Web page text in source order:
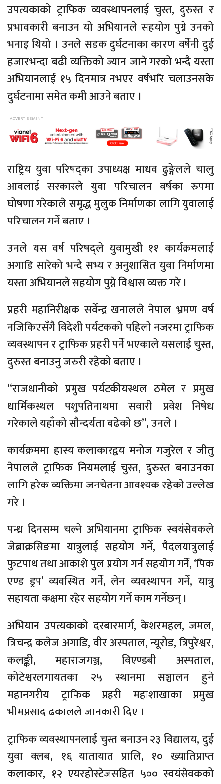
उपत्यकाको ट्राफिक व्यवस्थापनलाई चुस्त, दुरुस्त र
प्रभावकारी बनाउन यो अभियानले सहयोग पुग्ने उनको
भनाइ थियो । उनले सडक दुर्घटनाका कारण वर्षेनी दुई
हजारभन्दा बढी व्यक्तिको ज्यान जाने गरको भन्दै यस्ता
अभियानलाई १५ दिनमात्र नभएर वर्षभरि चलाउनसके
दुर्घटनामा समेत कमी आउने बताए ।
राष्ट्रिय युवा परिषद्का उपाध्यक्ष माधव ढुङ्गेलले चालु
आवलाई सरकारले युवा परिचालन वर्षका रुपमा
घोषणा गरेकाले समृद्ध मुलुक निर्माणका लागि युवालाई
परिचालन गर्ने बताए ।
उनले यस वर्ष परिषद्ले युवामुखी ११ कार्यक्रमलाई
अगाडि सारेको भन्दै सभ्य र अनुशासित युवा निर्माणमा
यस्ता अभियानले सहयोग पुग्ने विश्वास व्यक्त गरे ।
प्रहरी महानिरीक्षक सर्वेन्द्र खनालले नेपाल भ्रमण वर्ष
नजिकिएसँगै विदेशी पर्यटकको पहिलो नजरमा ट्राफिक
व्यवस्थापन र ट्राफिक प्रहरी पर्ने भएकाले यसलाई चुस्त,
दुरुस्त बनाउनु जरुरी रहेको बताए ।
“राजधानीको प्रमुख पर्यटकीयस्थल ठमेल र प्रमुख
धार्मिकस्थल पशुपतिनाथमा सवारी प्रवेश निषेध
गरेकाले यहाँको सौन्दर्यता बढेको छ”, उनले ।
कार्यक्रममा हास्य कलाकारद्वय मनोज गजुरेल र जीतु
नेपालले ट्राफिक नियमलाई चुस्त, दुरुस्त बनाउनका
लागि हरेक व्यक्तिमा जनचेतना आवश्यक रहेको उल्लेख
गरे ।
पन्ध्र दिनसम्म चल्ने अभियानमा ट्राफिक स्वयंसेवकले
जेब्राक्रसिङमा यात्रुलाई सहयोग गर्ने, पैदलयात्रुलाई
फुटपाथ तथा आकाशे पुल प्रयोग गर्न सहयोग गर्ने, ‘पिक
एण्ड ड्रप’ व्यवस्थित गर्ने, लेन व्यवस्थापन गर्ने, यात्रु
सहायता कक्षमा रहेर सहयोग गर्ने काम गर्नेछन् ।
अभियान उपत्यकाको दरबारमार्ग, केशरमहल, जमल,
त्रिचन्द्र कलेज अगाडि, वीर अस्पताल, न्यूरोड, त्रिपुरेश्वर,
कलङ्की, महाराजगञ्ज, विएण्डबी अस्पताल,
कोटेश्वरलगायतका २५ स्थानमा सञ्चालन हुने
महानगरीय ट्राफिक प्रहरी महाशाखाका प्रमुख
भीमप्रसाद ढकालले जानकारी दिए ।
ट्राफिक व्यवस्थापनलाई चुस्त बनाउन २३ विद्यालय, दुई
युवा क्लब, १६ यातायात प्रालि, १० ख्यातिप्राप्त
कलाकार, १२ एयरहोस्टेजसहित ५०० स्वयंसेवकको